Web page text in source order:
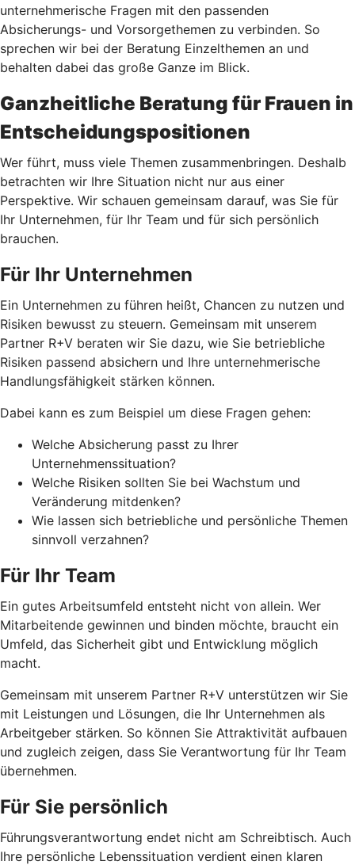
unternehmerische Fragen mit den passenden
Absicherungs- und Vorsorgethemen zu verbinden. So
sprechen wir bei der Beratung Einzelthemen an und
behalten dabei das große Ganze im Blick.
Ganzheitliche Beratung für Frauen in
Entscheidungspositionen
Wer führt, muss viele Themen zusammenbringen. Deshalb
betrachten wir Ihre Situation nicht nur aus einer
Perspektive. Wir schauen gemeinsam darauf, was Sie für
Ihr Unternehmen, für Ihr Team und für sich persönlich
brauchen.
Für Ihr Unternehmen
Ein Unternehmen zu führen heißt, Chancen zu nutzen und
Risiken bewusst zu steuern. Gemeinsam mit unserem
Partner R+V beraten wir Sie dazu, wie Sie betriebliche
Risiken passend absichern und Ihre unternehmerische
Handlungsfähigkeit stärken können.
Dabei kann es zum Beispiel um diese Fragen gehen:
Welche Absicherung passt zu Ihrer
Unternehmenssituation?
Welche Risiken sollten Sie bei Wachstum und
Veränderung mitdenken?
Wie lassen sich betriebliche und persönliche Themen
sinnvoll verzahnen?
Für Ihr Team
Ein gutes Arbeitsumfeld entsteht nicht von allein. Wer
Mitarbeitende gewinnen und binden möchte, braucht ein
Umfeld, das Sicherheit gibt und Entwicklung möglich
macht.
Gemeinsam mit unserem Partner R+V unterstützen wir Sie
mit Leistungen und Lösungen, die Ihr Unternehmen als
Arbeitgeber stärken. So können Sie Attraktivität aufbauen
und zugleich zeigen, dass Sie Verantwortung für Ihr Team
übernehmen.
Für Sie persönlich
Führungsverantwortung endet nicht am Schreibtisch. Auch
Ihre persönliche Lebenssituation verdient einen klaren